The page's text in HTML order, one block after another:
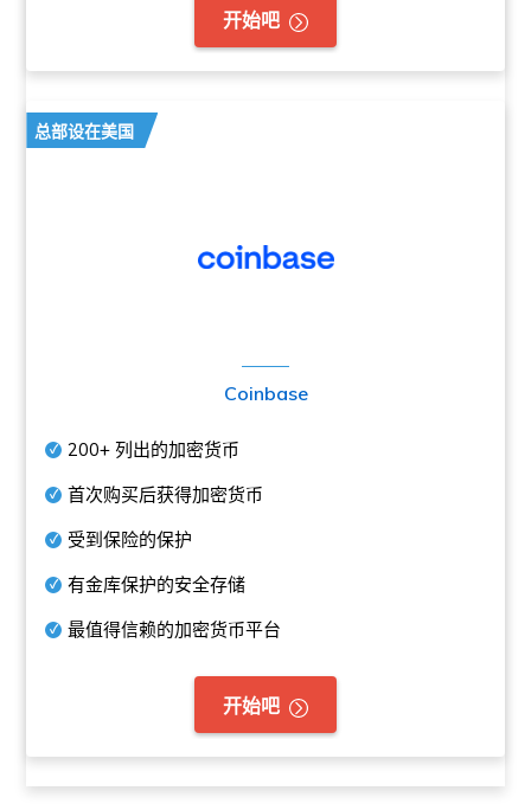
开始吧
总部设在美国
Coinbase
200+ 列出的加密货币
首次购买后获得加密货币
受到保险的保护
有金库保护的安全存储
最值得信赖的加密货币平台
开始吧